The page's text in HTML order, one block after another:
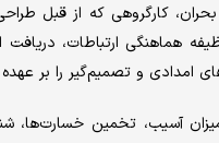
کارگروهی که از قبل
هماهنگی ارتباطات، دریافت
امدادی و تصمیم‌گیر را بر عهده
آسیب، تخمین خسارت‌ها،